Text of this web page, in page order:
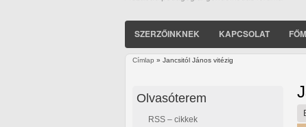
SZERZŐINKNEK KAPCSOLAT
Címlap » Jancsitól János vitézig
Olvasóterem
RSS – cikkek